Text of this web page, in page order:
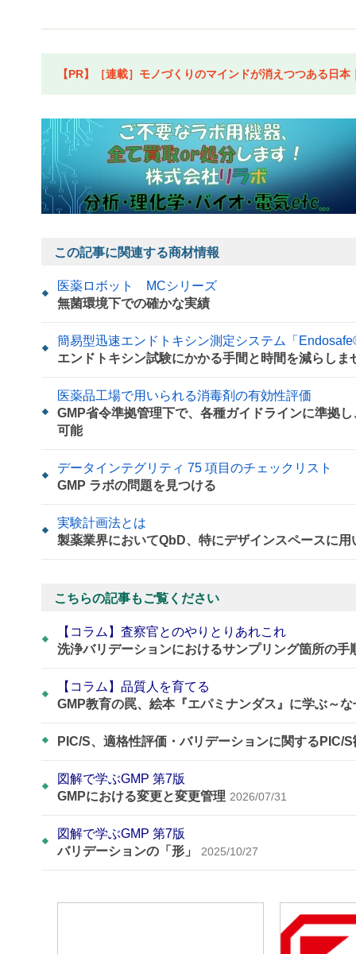
【PR】［連載］モノづくりのマインドが消えつつある日
この記事に関連する商材情報
医薬ロボット MCシリーズ
無菌環境下での確かな実績
簡易型迅速エンドトキシン測定システム「
エンドトキシン試験にかかる手間と時間を減らしま
医薬品工場で用いられる消毒剤の有効性評価
GMP省令準拠管理下で、各種ガイドラインに準拠
可能
データインテグリティ 75 項目のチェックリスト
GMP ラボの問題を見つける
実験計画法とは
製薬業界においてQbD、特にデザインスペースに
こちらの記事もご覧ください
【コラム】査察官とのやりとりあれこれ
洗浄バリデーションにおけるサンプリング箇所の手
【コラム】品質人を育てる
GMP教育の罠、絵本『エパミナンダス』に学ぶ～
PIC/S、適格性評価・バリデーションに関するPIC/
図解で学ぶGMP 第7版
GMPにおける変更と変更管理 2026/07/31
図解で学ぶGMP 第7版
バリデーションの「形」
2025/10/27